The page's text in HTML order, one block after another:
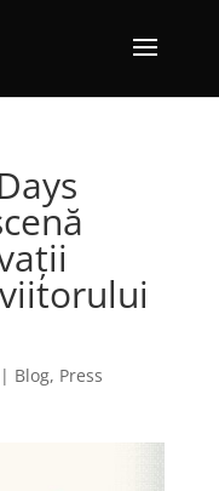
Blog, Press